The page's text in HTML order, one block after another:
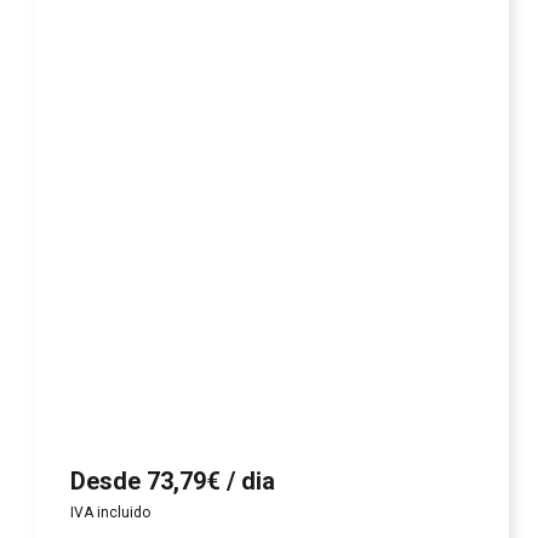
Desde 73,79€ / dia
IVA incluido